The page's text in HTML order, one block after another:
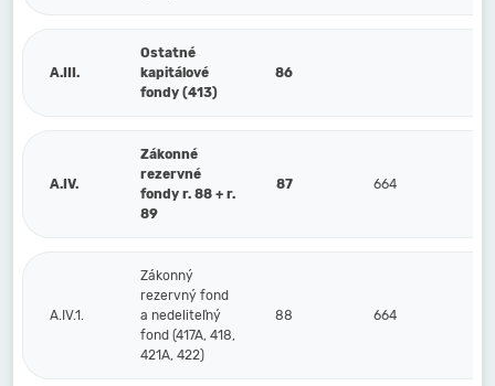
A.III.
Ostatné
kapitálové
fondy (413)
86
A.IV.
Zákonné
rezervné
fondy r. 88 + r.
89
87 664
A.IV.1.
Zákonný
rezervný fond
a nedeliteľný
fond (417A, 418,
421A, 422)
88 664